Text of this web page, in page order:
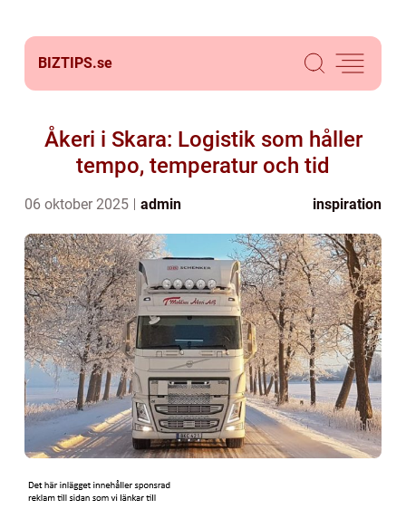
BIZTIPS.se
Åkeri i Skara: Logistik som håller
tempo, temperatur och tid
06 oktober 2025 admin inspiration